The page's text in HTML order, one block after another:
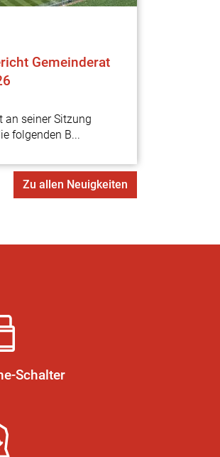
Gemeinderat
an seiner Sitzung
folgenden B...
Zu allen Neuigkeiten
Schalter